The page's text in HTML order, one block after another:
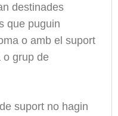
destinades
que puguin
o amb el suport
o grup de
suport no hagin